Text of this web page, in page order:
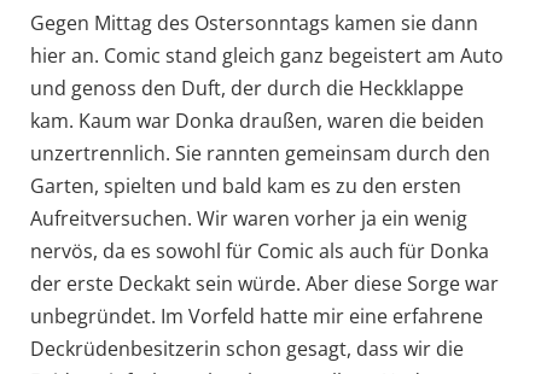
Gegen Mittag des Ostersonntags kamen sie dann
hier an. Comic stand gleich ganz begeistert am Auto
und genoss den Duft, der durch die Heckklappe
kam. Kaum war Donka draußen, waren die beiden
unzertrennlich. Sie rannten gemeinsam durch den
Garten, spielten und bald kam es zu den ersten
Aufreitversuchen. Wir waren vorher ja ein wenig
nervös, da es sowohl für Comic als auch für Donka
der erste Deckakt sein würde. Aber diese Sorge war
unbegründet. Im Vorfeld hatte mir eine erfahrene
Deckrüdenbesitzerin schon gesagt, dass wir die